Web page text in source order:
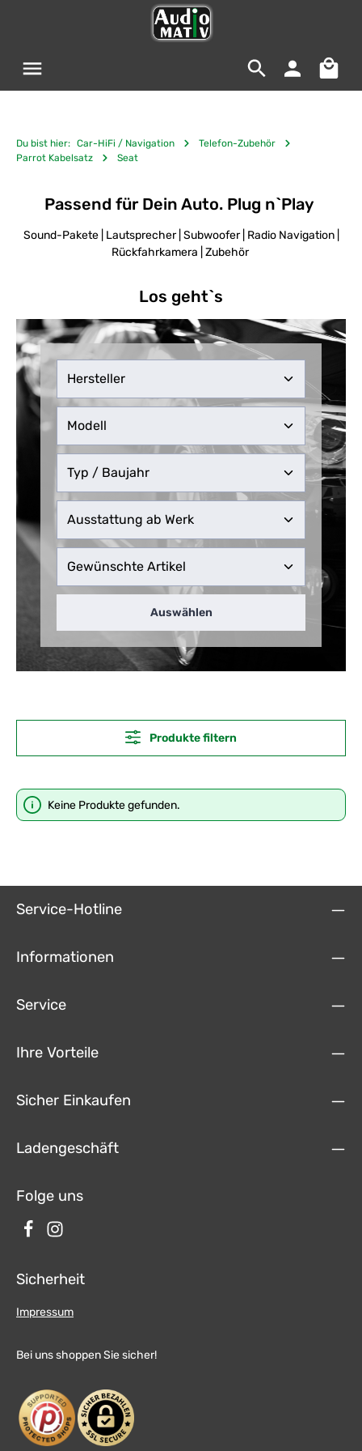
Du bist hier: Car-HiFi / Navigation
Telefon-Zubehör
Parrot Kabelsatz
Seat
Passend für Dein Auto. Plug n`Play
Sound-Pakete | Lautsprecher | Subwoofer | Radio Navigation |
Rückfahrkamera | Zubehör
Los geht`s
Auswählen
Produkte filtern
Keine Produkte gefunden.
Service-Hotline
Informationen
Service
Ihre Vorteile
Sicher Einkaufen
Ladengeschäft
Folge uns
Sicherheit
Impressum
Bei uns shoppen Sie sicher!